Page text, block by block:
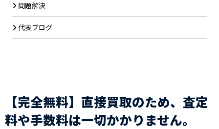
問題解決
代表ブログ
【完全無料】直接買取のため、査定
料や手数料は一切かかりません。